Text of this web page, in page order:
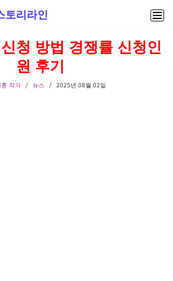
토리라인
청 방법 경쟁률 신청인
원 후기
훈 작가 뉴스 2025년 08월 02일